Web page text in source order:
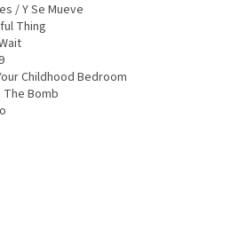
/ Y Se Mueve
Thing
Childhood Bedroom
Bomb